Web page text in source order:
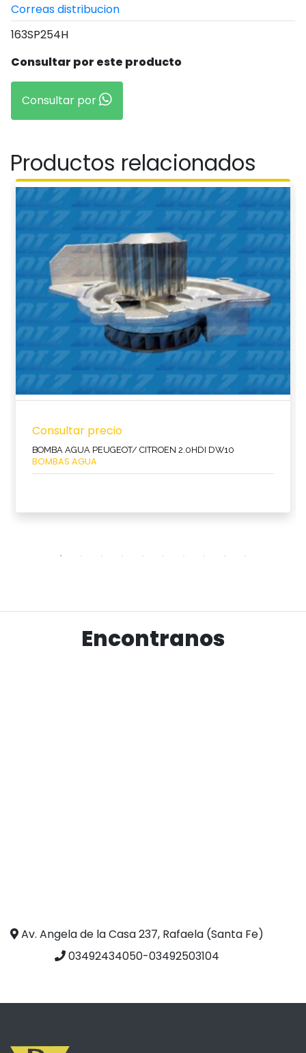
Correas distribucion
163SP254H
Consultar por este producto
Consultar por
Productos relacionados
Consultar precio
BOMBA AGUA PEUGEOT/ CITROEN 2.0HDI DW10
BOMBAS AGUA
Encontranos
Av. Angela de la Casa 237, Rafaela (Santa Fe)
03492434050-03492503104